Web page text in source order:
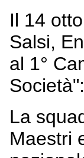
Il 14
Salsi,
al 1°
La
Maestri